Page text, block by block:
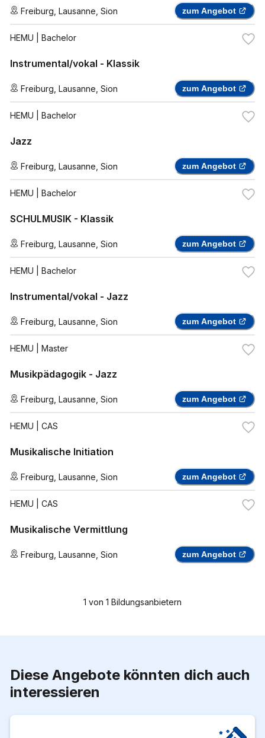
Freiburg Lausanne Sion zum Angebot
HEMU | Bachelor
Instrumental/vokal - Klassik
Freiburg Lausanne Sion zum Angebot
HEMU | Bachelor
Jazz
Freiburg Lausanne Sion zum Angebot
HEMU | Bachelor
SCHULMUSIK - Klassik
Freiburg Lausanne Sion zum Angebot
HEMU | Bachelor
Instrumental/vokal - Jazz
Freiburg Lausanne Sion zum Angebot
HEMU | Master
Musikpädagogik - Jazz
Freiburg Lausanne Sion zum Angebot
HEMU | CAS
Musikalische Initiation
Freiburg Lausanne Sion zum Angebot
HEMU | CAS
Musikalische Vermittlung
Freiburg Lausanne Sion zum Angebot
1 von 1 Bildungsanbietern
Diese Angebote könnten dich auch
interessieren